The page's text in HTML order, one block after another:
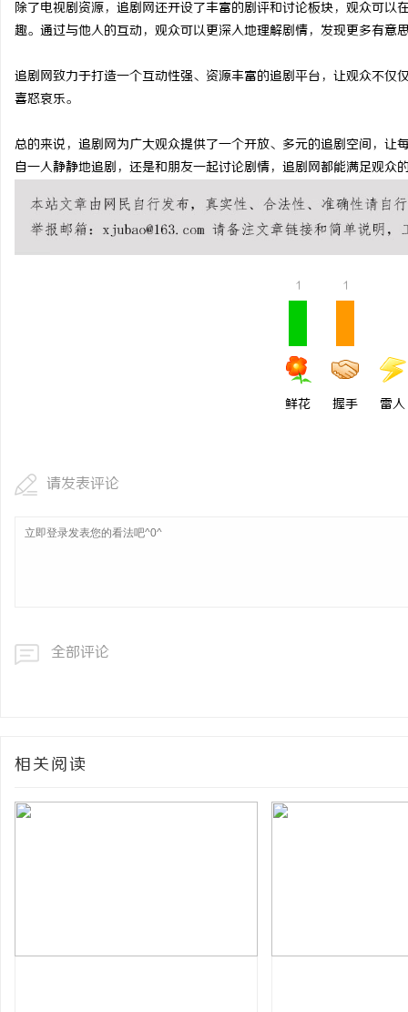
除了电视剧资源，追剧网还开设了丰富的剧评和讨论板块，观众可
趣。通过与他人的互动，观众可以更深入地理解剧情，发现更多有意
追剧网致力于打造一个互动性强、资源丰富的追剧平台，让观众不
喜怒哀乐。
总的来说，追剧网为广大观众提供了一个开放、多元的追剧空间，
自一人静静地追剧，还是和朋友一起讨论剧情，追剧网都能满足观众
1
鲜花
1
握手 雷人
请发表评论
全部评论
相关阅读
330FE20耐磨改性颗粒
的秘密武器